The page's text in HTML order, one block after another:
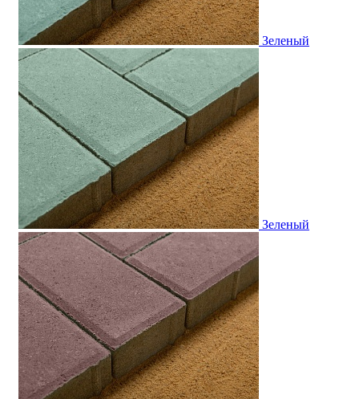
Зеленый
Зеленый